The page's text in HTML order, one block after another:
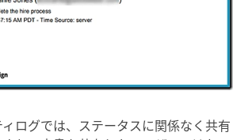
ログでは、ステータスに関係なく共有